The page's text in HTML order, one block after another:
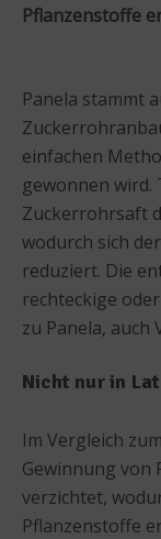
Pflanzenstoffe
Panela stammt
einfachen
gewonnen
Zuckerrohrsaft
wodurch sich
reduziert. Die
rechteckige
zu Panela,
Nicht nur in
Im Vergleich
Gewinnung von
verzichtet,
Pflanzenstoffe